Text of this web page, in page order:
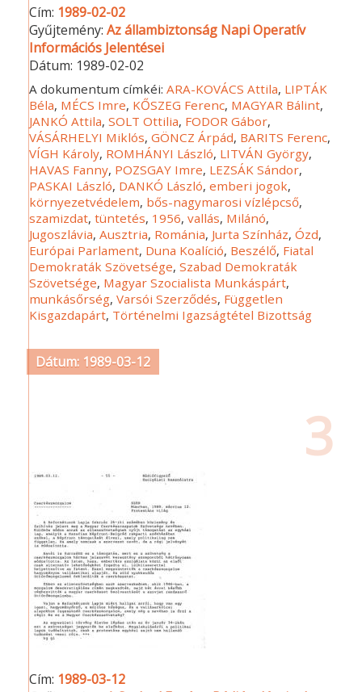
Cím: 1989-02-02
Gyűjtemény:Az állambiztonság Napi Operatív
Információs Jelentései
Dátum: 1989-02-02
A dokumentum címkéi:ARA-KOVÁCS Attila, LIPTÁK
Béla, MÉCS Imre, KŐSZEG Ferenc, MAGYAR Bálint,
JANKÓ Attila,SOLT Ottilia, FODOR Gábor,
VÁSÁRHELYI Miklós,GÖNCZ Árpád, BARITS Ferenc,
VÍGH Károly, ROMHÁNYI László, LITVÁN György,
HAVAS Fanny, POZSGAY Imre, LEZSÁK Sándor,
PASKAI László, DANKÓ László,emberi jogok,
környezetvédelem, bős-nagymarosi vízlépcső,
szamizdat,tüntetés, 1956,vallás, Milánó,
Jugoszlávia,Ausztria, Románia, Jurta Színház,Ózd,
Európai Parlament, Duna Koalíció, Beszélő, Fiatal
Demokraták Szövetsége,Szabad Demokraták
Szövetsége, Magyar Szocialista Munkáspárt,
munkásőrség,Varsói Szerződés, Független
Kisgazdapárt, Történelmi Igazságtétel Bizottság
Dátum: 1989-03-12
3
Cím: 1989-03-12